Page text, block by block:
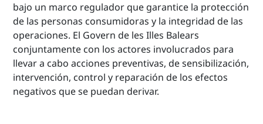
bajo un marco regulador que garantice la protección
de las personas consumidoras y la integridad de las
operaciones. El Govern de les Illes Balears
conjuntamente con los actores involucrados para
llevar a cabo acciones preventivas, de sensibilización,
intervención, control y reparación de los efectos
negativos que se puedan derivar.